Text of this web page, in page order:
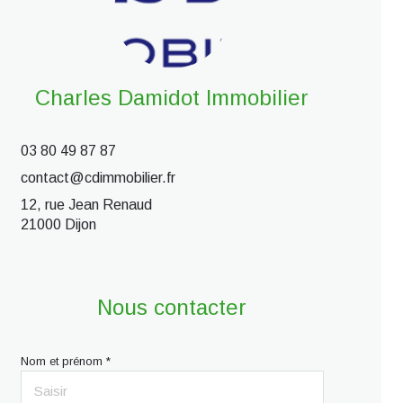
Charles Damidot Immobilier
03 80 49 87 87
contact@cdimmobilier.fr
12, rue Jean Renaud
21000 Dijon
Nous contacter
Nom et prénom *